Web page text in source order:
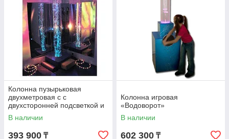
Колонна пузырьковая
двухметровая с с
двухсторонней подсветкой и
пультом дистанционного
управления
В наличии
393 900 ₸
Колонна игровая
«Водоворот»
В наличии
602 300 ₸